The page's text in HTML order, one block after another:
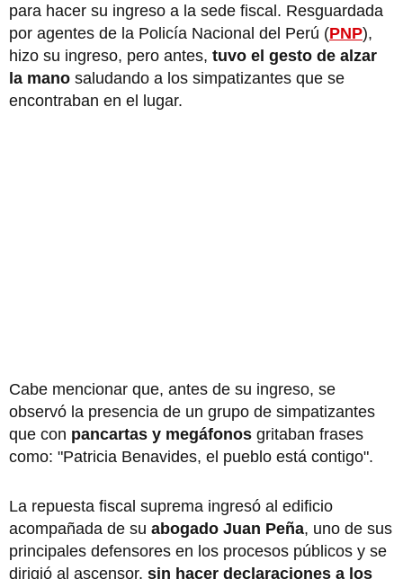
para hacer su ingreso a la sede fiscal. Resguardada
por agentes de la Policía Nacional del Perú (PNP),
hizo su ingreso, pero antes, tuvo el gesto de alzar
la mano saludando a los simpatizantes que se
encontraban en el lugar.
Cabe mencionar que, antes de su ingreso, se
observó la presencia de un grupo de simpatizantes
que con pancartas y megáfonos gritaban frases
como: "Patricia Benavides, el pueblo está contigo".
La repuesta fiscal suprema ingresó al edificio
acompañada de su abogado Juan Peña, uno de sus
principales defensores en los procesos públicos y se
dirigió al ascensor, sin hacer declaraciones a los